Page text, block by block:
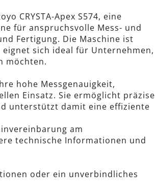
CRYSTA-Apex S574, eine
für anspruchsvolle Mess- und
Fertigung. Die Maschine ist
sich ideal für Unternehmen,
möchten.
hohe Messgenauigkeit,
Einsatz. Sie ermöglicht präzise
unterstützt damit eine effiziente
am
technische Informationen und
oder ein unverbindliches